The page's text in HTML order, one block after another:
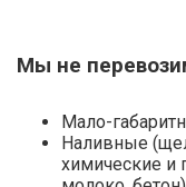
Мы не
Мало-
Наливные
химические